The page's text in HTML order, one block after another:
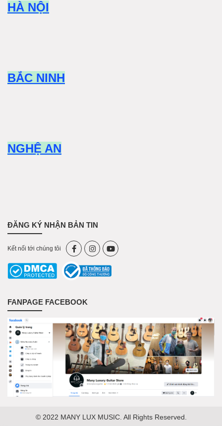
HÀ NỘI
BẮC NINH
NGHỆ AN
ĐĂNG KÝ NHẬN BẢN TIN
Kết nối tới chúng tôi
FANPAGE FACEBOOK
© 2022 MANY LUX MUSIC. All Rights Reserved.